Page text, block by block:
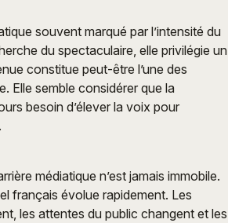
souvent marqué par l’intensité du
du spectaculaire, elle privilégie un
constitue peut-être l’une des
Elle semble considérer que la
besoin d’élever la voix pour
médiatique n’est jamais immobile.
français évolue rapidement. Les
les attentes du public changent et les